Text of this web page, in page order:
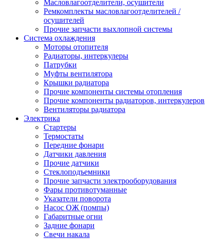
Масловлагоотделители, осушители
Ремкомплекты масловлагоотделителей /
осушителей
Прочие запчасти выхлопной системы
Система охлаждения
Моторы отопителя
Радиаторы, интеркулеры
Патрубки
Муфты вентилятора
Крышки радиатора
Прочие компоненты системы отопления
Прочие компоненты радиаторов, интеркулеров
Вентиляторы радиатора
Электрика
Стартеры
Термостаты
Передние фонари
Датчики давления
Прочие датчики
Стеклоподъемники
Прочие запчасти электрооборудования
Фары противотуманные
Указатели поворота
Насос ОЖ (помпы)
Габаритные огни
Задние фонари
Свечи накала